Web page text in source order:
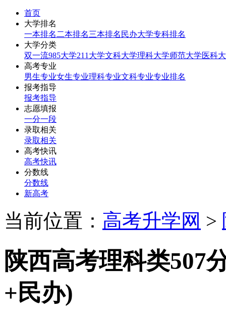
首页
大学排名
一本排名 二本排名三本排名 民办大学专科排名
大学分类
双一流985大学211大学文科大学理科大学师范大学医科
高考专业
男生专业女生专业理科专业文科专业专业排名
报考指导
报考指导
志愿填报
一分一段
录取相关
录取相关
高考快讯
高考快讯
分数线
分数线
新高考
当前位置： 高考升学网 >
陕西高考理科类507
+民办)